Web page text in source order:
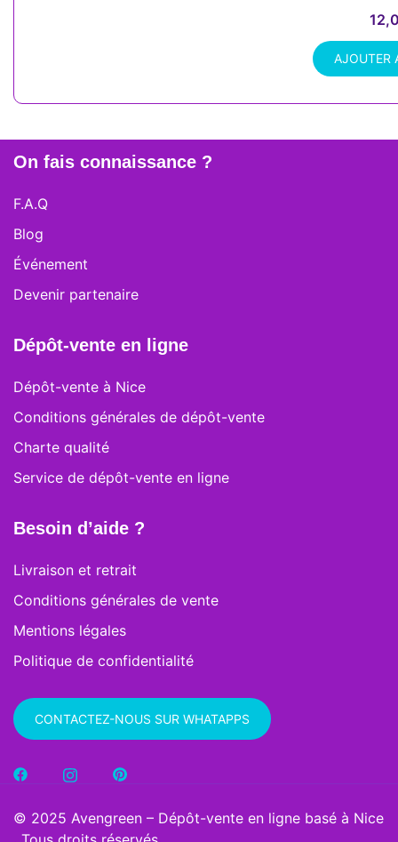
AJOUTER
On fais connaissance ?
F.A.Q
Blog
Événement
Devenir partenaire
Dépôt-vente en ligne
Dépôt-vente à Nice
Conditions générales de dépôt-vente
Charte qualité
Service de dépôt-vente en ligne
Besoin d’aide ?
Livraison et retrait
Conditions générales de vente
Mentions légales
Politique de confidentialité
CONTACTEZ-NOUS SUR WHATAPPS
© 2025 Avengreen – Dépôt-vente en ligne basé à Nice